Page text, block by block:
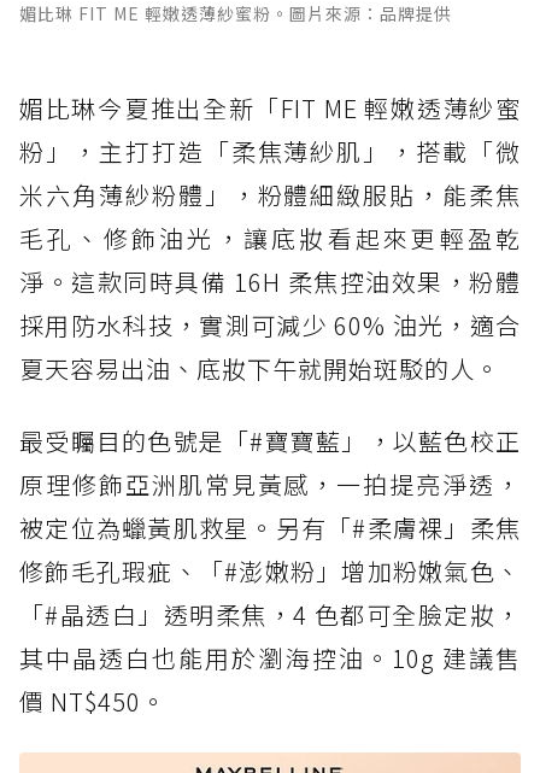
媚比琳 FIT ME 輕嫩透薄紗蜜粉。圖片來源：品牌提供
媚比琳今夏推出全新「FIT ME 輕嫩透薄紗蜜
粉」，主打打造「柔焦薄紗肌」，搭載「微
米六角薄紗粉體」，粉體細緻服貼，能柔焦
毛孔、修飾油光，讓底妝看起來更輕盈乾
淨。這款同時具備 16H 柔焦控油效果，粉體
採用防水科技，實測可減少 60% 油光，適合
夏天容易出油、底妝下午就開始斑駁的人。
最受矚目的色號是「#寶寶藍」，以藍色校正
原理修飾亞洲肌常見黃感，一拍提亮淨透，
被定位為蠟黃肌救星。另有「#柔膚裸」柔焦
修飾毛孔瑕疵、「#澎嫩粉」增加粉嫩氣色、
「#晶透白」透明柔焦，4 色都可全臉定妝，
其中晶透白也能用於瀏海控油。10g 建議售
價 NT$450。